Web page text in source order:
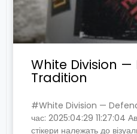
White Division —
Tradition
#White Division —
час: 2025:04:29 11:27:04
стікери належать до